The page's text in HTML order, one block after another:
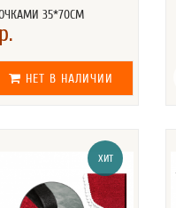
35*70СМ
НЕТ В НАЛИЧИИ
ХИТ